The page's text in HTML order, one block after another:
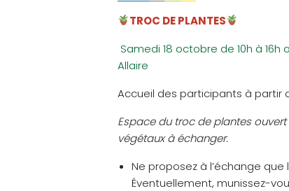
TROC DE PLANTES
Samedi 18 octobre de 10h à 16h
Allaire
Accueil des participants à partir
Espace du troc de plantes
végétaux à échanger.
Ne proposez à l’échange
Éventuellement, munissez-